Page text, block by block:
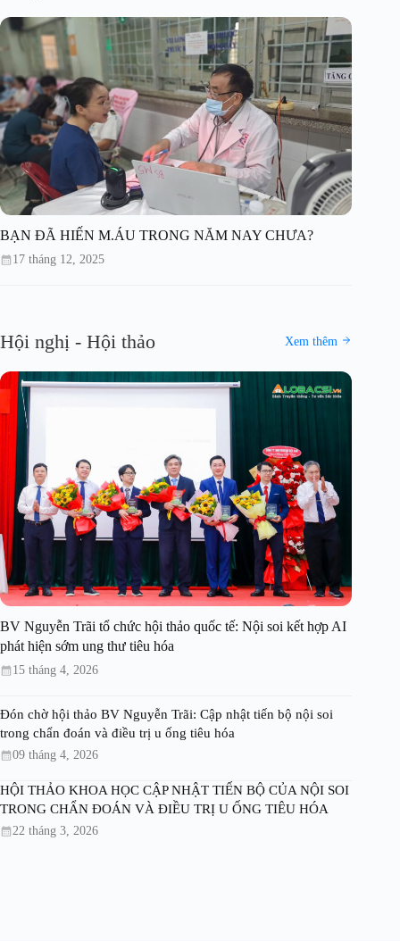
BẠN ĐÃ HIẾN M.ÁU TRONG NĂM NAY CHƯA?
17 tháng 12, 2025
Hội nghị - Hội thảo Xem thêm
BV Nguyễn Trãi tổ chức hội thảo quốc tế: Nội soi kết hợp AI
phát hiện sớm ung thư tiêu hóa
15 tháng 4, 2026
Đón chờ hội thảo BV Nguyễn Trãi: Cập nhật tiến bộ nội soi
trong chẩn đoán và điều trị u ống tiêu hóa
09 tháng 4, 2026
HỘI THẢO KHOA HỌC CẬP NHẬT TIẾN BỘ CỦA NỘI SOI
TRONG CHẨN ĐOÁN VÀ ĐIỀU TRỊ U ỐNG TIÊU HÓA
22 tháng 3, 2026